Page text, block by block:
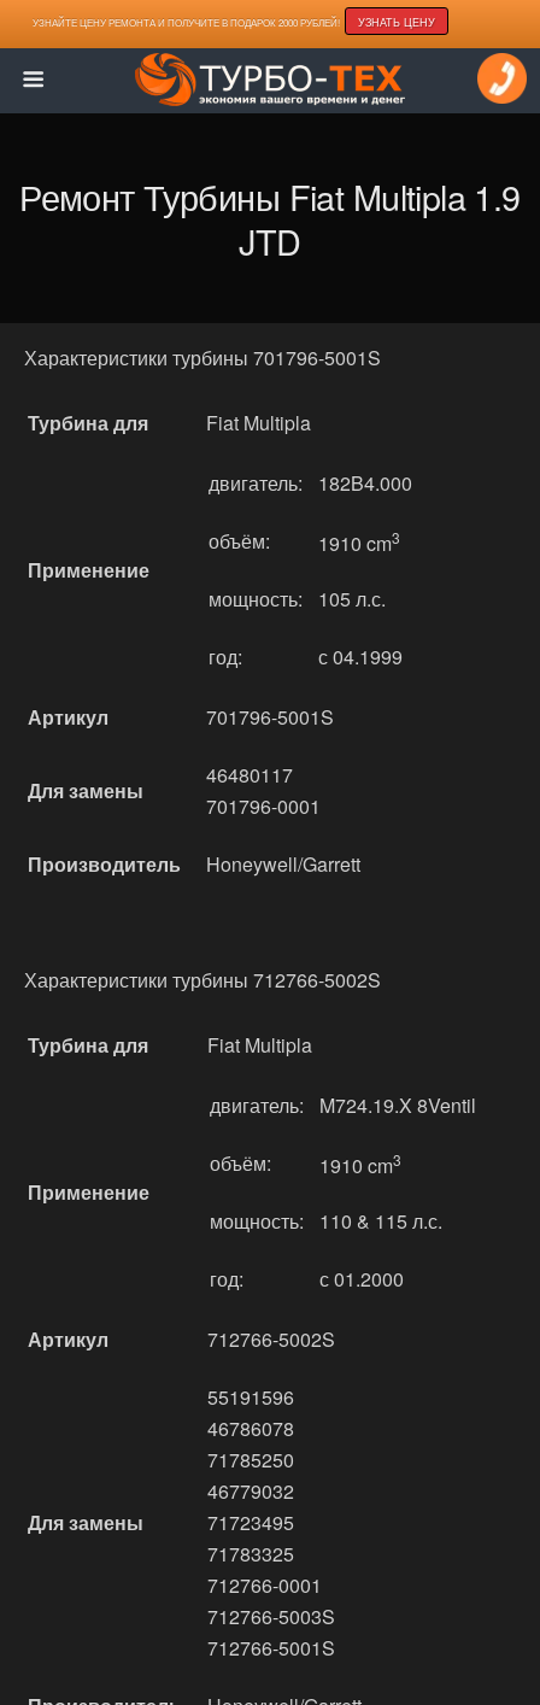
УЗНАЙТЕ ЦЕНУ РЕМОНТА И ПОЛУЧИТЕ В ПОДАРОК 2000 РУБЛЕЙ! УЗНАТЬ ЦЕНУ
Ремонт Турбины Fiat Multipla 1.9
JTD
Характеристики турбины 701796-5001S
Турбина для Fiat Multipla
Применение
двигатель: 182B4.000
объём: 1910 cm3
мощность: 105 л.с.
год: с 04.1999
Артикул 701796-5001S
Для замены
46480117
701796-0001
Производитель Honeywell/Garrett
Характеристики турбины 712766-5002S
Турбина для Fiat Multipla
Применение
двигатель: M724.19.X 8Ventil
объём: 1910 cm3
мощность: 110 & 115 л.с.
год: с 01.2000
Артикул 712766-5002S
Для замены
55191596
46786078
71785250
46779032
71723495
71783325
712766-0001
712766-5003S
712766-5001S